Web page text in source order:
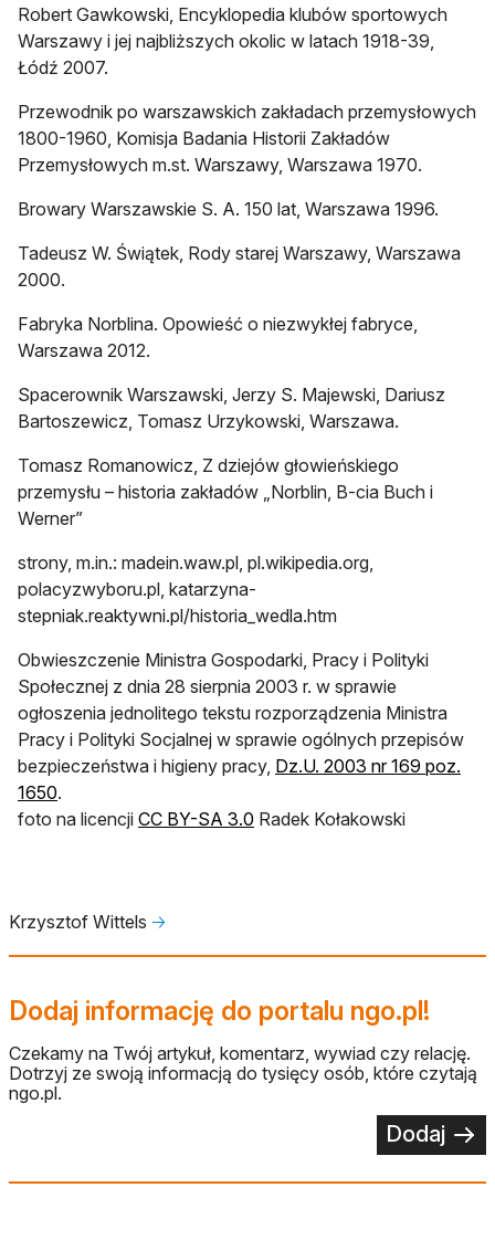
Robert Gawkowski, Encyklopedia klubów sportowych
Warszawy i jej najbliższych okolic w latach 1918-39,
Łódź 2007.
Przewodnik po warszawskich zakładach przemysłowych
1800-1960, Komisja Badania Historii Zakładów
Przemysłowych m.st. Warszawy, Warszawa 1970.
Browary Warszawskie S. A. 150 lat, Warszawa 1996.
Tadeusz W. Świątek, Rody starej Warszawy, Warszawa
2000.
Fabryka Norblina. Opowieść o niezwykłej fabryce,
Warszawa 2012.
Spacerownik Warszawski, Jerzy S. Majewski, Dariusz
Bartoszewicz, Tomasz Urzykowski, Warszawa.
Tomasz Romanowicz, Z dziejów głowieńskiego
przemysłu – historia zakładów „Norblin, B-cia Buch i
Werner”
strony, m.in.: madein.waw.pl, pl.wikipedia.org,
polacyzwyboru.pl, katarzyna-
stepniak.reaktywni.pl/historia_wedla.htm
Obwieszczenie Ministra Gospodarki, Pracy i Polityki
Społecznej z dnia 28 sierpnia 2003 r. w sprawie
ogłoszenia jednolitego tekstu rozporządzenia Ministra
Pracy i Polityki Socjalnej w sprawie ogólnych przepisów
bezpieczeństwa i higieny pracy, Dz.U. 2003 nr 169 poz.
1650.
foto na licencji CC BY-SA 3.0 otwiera się w nowej karcie
Radek Kołakowski
Krzysztof Wittels 🡢
Dodaj informację do portalu ngo.pl!
Czekamy na Twój artykuł, komentarz, wywiad czy relację.
Dotrzyj ze swoją informacją do tysięcy osób, które czytają
ngo.pl.
Dodaj